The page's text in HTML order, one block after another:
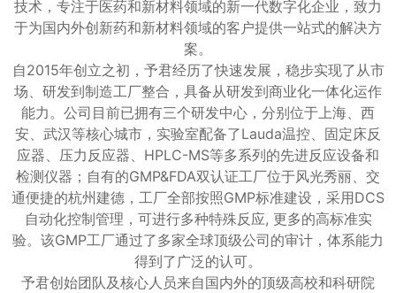
技术，专注于医药和新材料领域的新一代数字化企业，致力
于为国内外创新药和新材料领域的客户提供一站式的解决方
案。
自2015年创立之初，予君经历了快速发展，稳步实现了从市
场、研发到制造工厂整合，具备从研发到商业化一体化运作
能力。公司目前已拥有三个研发中心，分别位于上海、西
安、武汉等核心城市，实验室配备了Lauda温控、固定床反
应器、压力反应器、HPLC-MS等多系列的先进反应设备和
检测仪器；自有的GMP&FDA双认证工厂位于风光秀丽、交
通便捷的杭州建德，工厂全部按照GMP标准建设，采用DCS
自动化控制管理，可进行多种特殊反应, 更多的高标准实
验。该GMP工厂通过了多家全球顶级公司的审计，体系能力
得到了广泛的认可。
予君创始团队及核心人员来自国内外的顶级高校和科研院